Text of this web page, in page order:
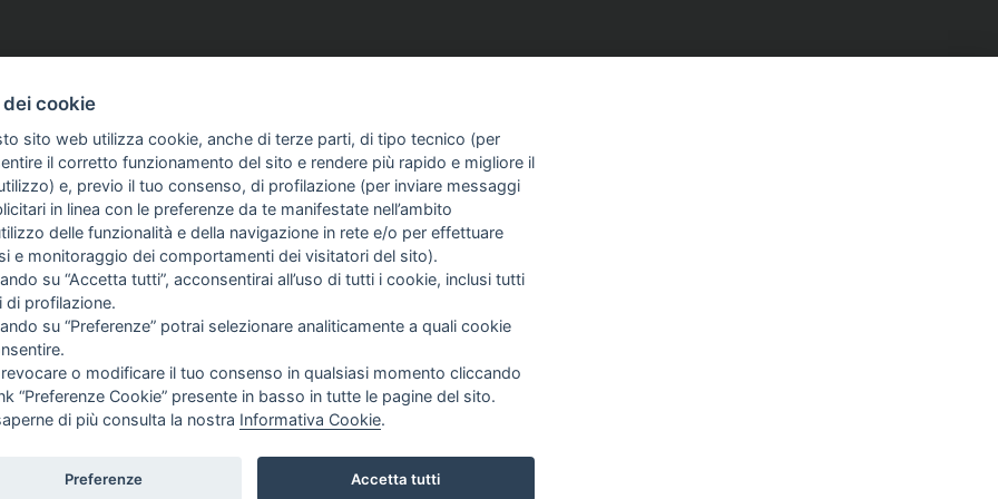
SIAMO
E CONDIZIONI
POLICY
GUIDA AGLI ACQUISTI
PROCEDURA DI ACQUISTO
PAGAMENTI
DIRITTO DI RECESSO
dei cookie
sito web utilizza cookie, anche di terze parti, di tipo tecnico (per
il corretto funzionamento del sito e rendere più rapido e migliore il
e, previo il tuo consenso, di profilazione (per inviare messaggi
in linea con le preferenze da te manifestate nell’ambito
delle funzionalità e della navigazione in rete e/o per effettuare
e monitoraggio dei comportamenti dei visitatori del sito).
su “Accetta tutti”, acconsentirai all’uso di tutti i cookie, inclusi tutti
di profilazione.
su “Preferenze” potrai selezionare analiticamente a quali cookie
revocare o modificare il tuo consenso in qualsiasi momento cliccando
“Preferenze Cookie” presente in basso in tutte le pagine del sito.
di più consulta la nostra Informativa Cookie.
Preferenze Accetta tutti